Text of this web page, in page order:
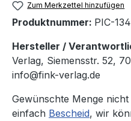
Zum Merkzettel hinzufügen
Produktnummer: PIC-
Hersteller /
Verlag, Siemensstr. 52,
info@fink-verlag.de
Gewünschte Menge
einfach Bescheid, wir